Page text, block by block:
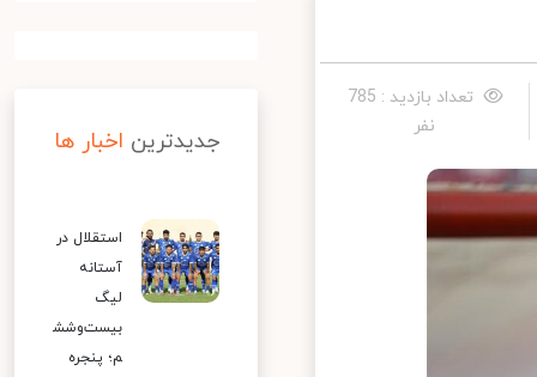
تعداد بازدید : 785
نفر
جدیدترین اخبار ها
استقلال در
آستانه
لیگ
بیست‌وشش
م؛ پنجره